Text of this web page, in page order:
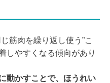
筋肉を繰り返し使う”こ
しやすくなる傾向があり
動かすことで、ほうれい